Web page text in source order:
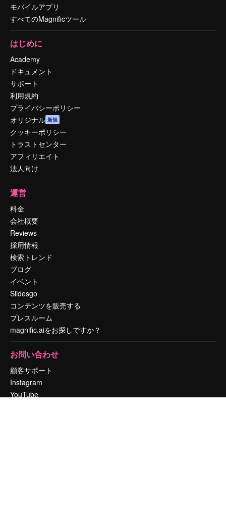
モバイルアプリ
すべてのMagnificツール
はじめに
Academy
ドキュメント
サポート
利用規約
プライバシーポリシー
オリジナル 新規
クッキーポリシー
トラストセンター
アフィリエイト
法人向け
運営
料金
会社概要
Reviews
採用情報
検索トレンド
ブログ
イベント
Slidesgo
コンテンツを販売する
プレスルーム
magnific.aiをお探しですか？
お問い合わせ
顧客サポート
Instagram
YouTube